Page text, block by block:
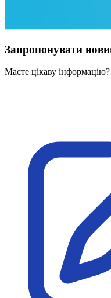
Запропонувати
Маєте цікаву